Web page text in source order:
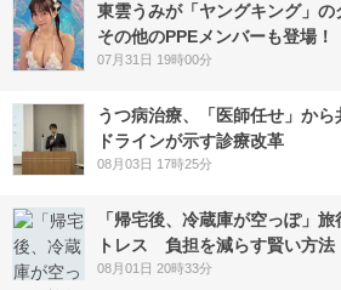
東雲うみが「ヤングキング」の
その他のPPEメンバーも登場！
07月31日 19時00分
うつ病治療、「医師任せ」か
ドラインが示す診療改革
08月03日 17時25分
「帰宅後、冷蔵庫が空っぽ」
トレス 負担を減らす賢い方法
08月01日 20時33分